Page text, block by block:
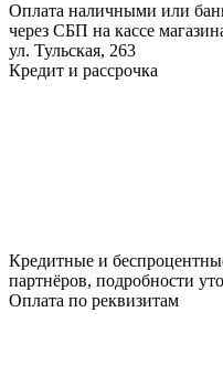
Оплата наличными или
через СБП на кассе
ул. Тульская, 263
Кредит и рассрочка
Кредитные и
партнёров, подробности
Оплата по реквизитам